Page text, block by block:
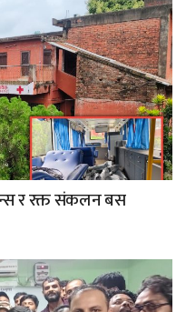
र रक्त संकलन बस